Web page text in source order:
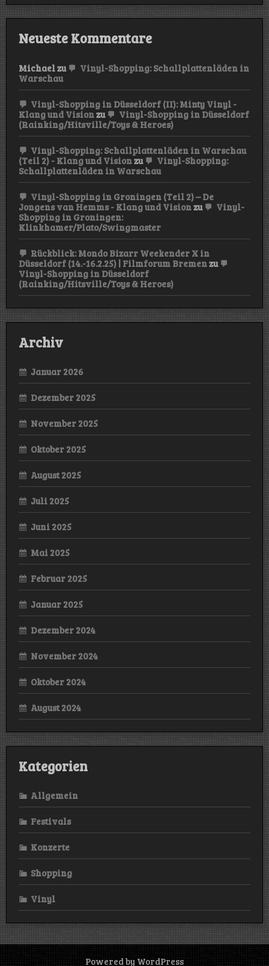
Neueste Kommentare
Michaelzu
Vinyl-Shopping: Schallplattenläden in
Warschau
Vinyl-Shopping in Düsseldorf (II): Minty Vinyl -
Klang und Visionzu
Vinyl-Shopping in Düsseldorf
(Rainking/Hitsville/Toys & Heroes)
Vinyl-Shopping: Schallplattenläden in Warschau
(Teil 2) - Klang und Visionzu
Vinyl-Shopping:
Schallplattenläden in Warschau
Vinyl-Shopping in Groningen (Teil 2) – De
Jongens van Hemms - Klang und Visionzu
Vinyl-
Shopping in Groningen:
Klinkhamer/Plato/Swingmaster
Rückblick: Mondo Bizarr Weekender X in
Düsseldorf (14.-16.2.25) | Filmforum Bremenzu
Vinyl-Shopping in Düsseldorf
(Rainking/Hitsville/Toys & Heroes)
Archiv
Januar 2026
Dezember 2025
November 2025
Oktober 2025
August 2025
Juli 2025
Juni 2025
Mai 2025
Februar 2025
Januar 2025
Dezember 2024
November 2024
Oktober 2024
August 2024
Kategorien
Allgemein
Festivals
Konzerte
Shopping
Vinyl
Powered by WordPress